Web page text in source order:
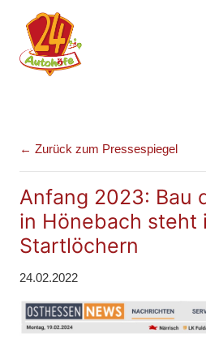
← Zurück zum Pressespiegel
Anfang 2023: Bau
in Hönebach steht
Startlöchern
24.02.2022